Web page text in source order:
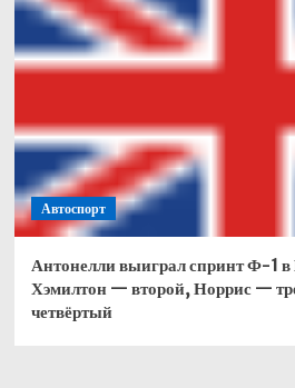
Автоспорт
Антонелли выиграл спринт Ф-1
Хэмилтон — второй, Норрис —
четвёртый